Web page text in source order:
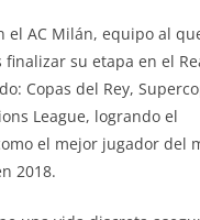
el AC Milán, equipo al
finalizar su etapa en el
Copas del Rey,
League, logrando el
el mejor jugador del
2018.